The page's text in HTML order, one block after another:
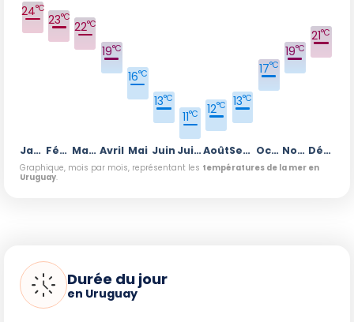
Janvier
24°C
Février
23°C
Mars
22°C
Avril
19°C
Mai
16°C
Juin
13°C
Juillet
11°C
Août
12°C
Septembre
13°C
Octobre
17°C
Novembre
19°C
Décembre
21°C
Graphique, mois par mois, représentant les températures de la mer en
Uruguay.
Durée du jour
en Uruguay